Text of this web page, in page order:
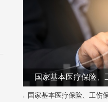
国家基本医疗保险
国家基本医疗保险、工伤